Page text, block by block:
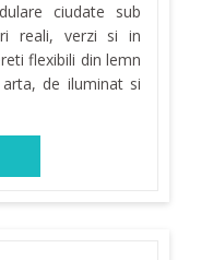
ciudate sub
reali, verzi si in
flexibili din lemn
de iluminat si